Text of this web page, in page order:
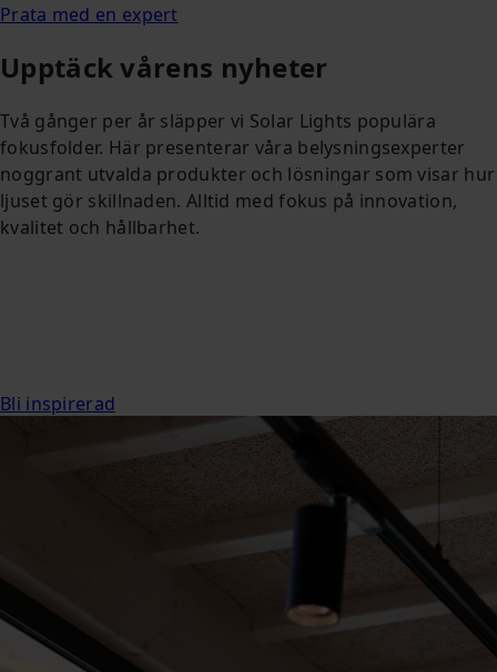
Prata med en expert
Upptäck vårens nyheter
Två gånger per år släpper vi Solar Lights populära
fokusfolder. Här presenterar våra belysningsexperter
noggrant utvalda produkter och lösningar som visar hur
ljuset gör skillnaden. Alltid med fokus på innovation,
kvalitet och hållbarhet.
Bli inspirerad